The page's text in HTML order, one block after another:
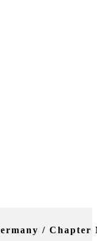
/ Chapter